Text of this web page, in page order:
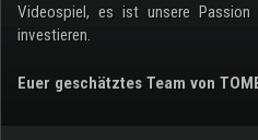
Videospiel, es ist unsere
investieren.
Euer geschätztes Team von